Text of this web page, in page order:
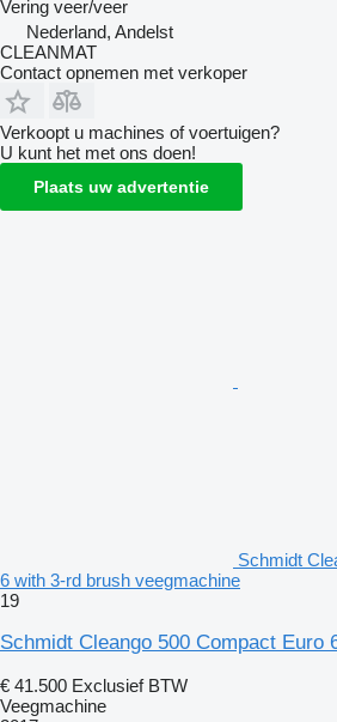
Vering veer/veer
Nederland, Andelst
CLEANMAT
Contact opnemen met verkoper
Verkoopt u machines of voertuigen?
U kunt het met ons doen!
Plaats uw advertentie
Schmidt
6 with 3-rd brush veegmachine
19
Schmidt Cleango 500 Compact Euro
€ 41.500 Exclusief BTW
Veegmachine